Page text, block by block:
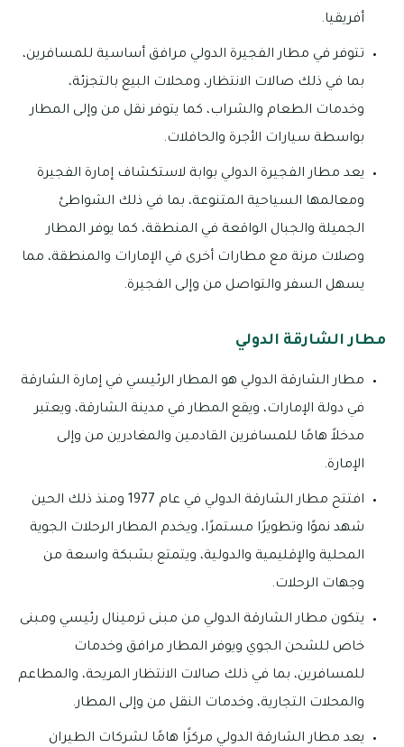
أفريقيا.
تتوفر في مطار الفجيرة الدولي مرافق أساسية للمسافرين،
بما في ذلك صالات الانتظار، ومحلات البيع بالتجزئة،
وخدمات الطعام والشراب، كما يتوفر نقل من وإلى المطار
بواسطة سيارات الأجرة والحافلات.
يعد مطار الفجيرة الدولي بوابة لاستكشاف إمارة الفجيرة
ومعالمها السياحية المتنوعة، بما في ذلك الشواطئ
الجميلة والجبال الواقعة في المنطقة، كما يوفر المطار
وصلات مرنة مع مطارات أخرى في الإمارات والمنطقة، مما
يسهل السفر والتواصل من وإلى الفجيرة.
مطار الشارقة الدولي
مطار الشارقة الدولي هو المطار الرئيسي في إمارة الشارقة
في دولة الإمارات، ويقع المطار في مدينة الشارقة، ويعتبر
مدخلاً هامًا للمسافرين القادمين والمغادرين من وإلى
الإمارة.
افتتح مطار الشارقة الدولي في عام 1977 ومنذ ذلك الحين
شهد نموًا وتطويرًا مستمرًا، ويخدم المطار الرحلات الجوية
المحلية والإقليمية والدولية، ويتمتع بشبكة واسعة من
وجهات الرحلات.
يتكون مطار الشارقة الدولي من مبنى ترمينال رئيسي ومبنى
خاص للشحن الجوي ويوفر المطار مرافق وخدمات
للمسافرين، بما في ذلك صالات الانتظار المريحة، والمطاعم
والمحلات التجارية، وخدمات النقل من وإلى المطار.
يعد مطار الشارقة الدولي مركزًا هامًا لشركات الطيران